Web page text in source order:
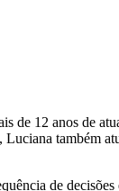
de 12 anos de
também
de